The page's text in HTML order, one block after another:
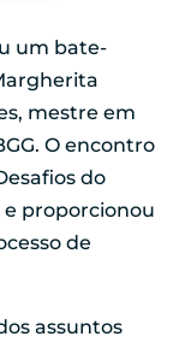
um bate-
mestre em
O encontro
do
proporcionou
de
assuntos